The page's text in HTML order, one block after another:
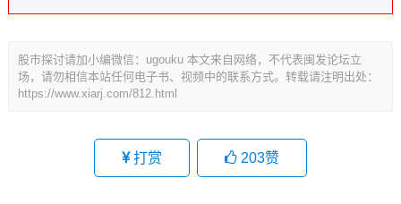
股市探讨请加小编微信：ugouku 本文来自网络，不代表闽发论坛立
场，请勿相信本站任何电子书、视频中的联系方式。转载请注明出处：
https://www.xiarj.com/812.html
打赏 203赞